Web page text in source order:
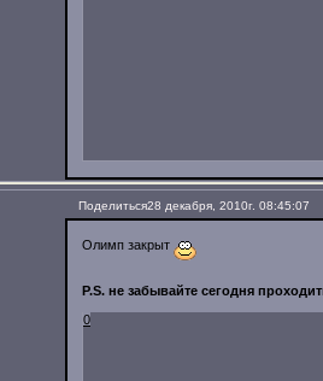
Поделиться28 декабря, 2010г. 08:45:07
Олимп закрыт
P.S. не забывайте сегодня
0